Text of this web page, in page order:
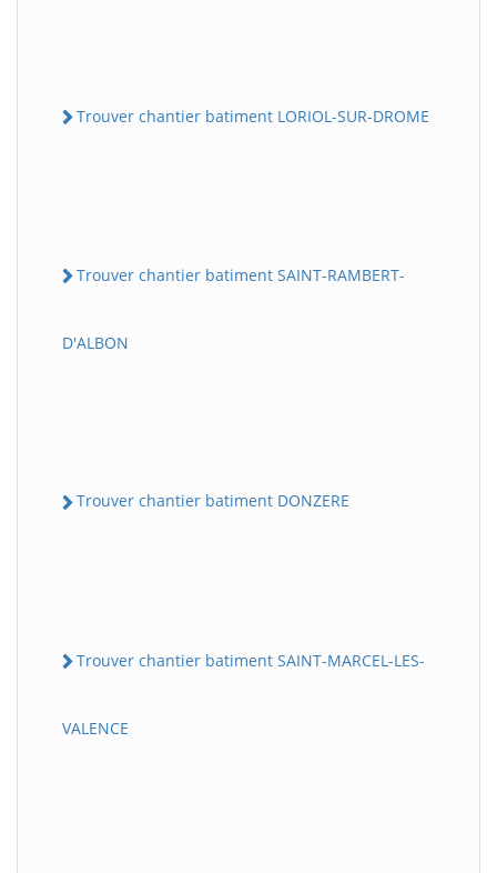
Trouver chantier batiment LORIOL-SUR-DROME
Trouver chantier batiment SAINT-RAMBERT-
D'ALBON
Trouver chantier batiment DONZERE
Trouver chantier batiment SAINT-MARCEL-LES-
VALENCE